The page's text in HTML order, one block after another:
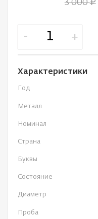
3 000руб.
- +
Характеристики
Год
Металл
Номинал
Страна
Буквы
Состояние
Диаметр
Проба